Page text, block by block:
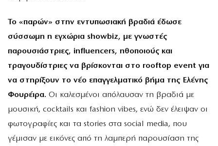
Το «παρών» στην εντυπωσιακή βραδιά έδωσε
σύσσωμη η εγχώρια showbiz, με γνωστές
παρουσιάστριες, influencers, ηθοποιούς και
τραγουδίστριες να βρίσκονται στο rooftop event για
να στηρίξουν το νέο επαγγελματικό βήμα της Ελένης
Φουρέιρα. Οι καλεσμένοι απόλαυσαν τη βραδιά με
μουσική, cocktails και fashion vibes, ενώ δεν έλειψαν οι
φωτογραφίες και τα stories στα social media, που
γέμισαν με εικόνες από τη λαμπερή παρουσίαση της